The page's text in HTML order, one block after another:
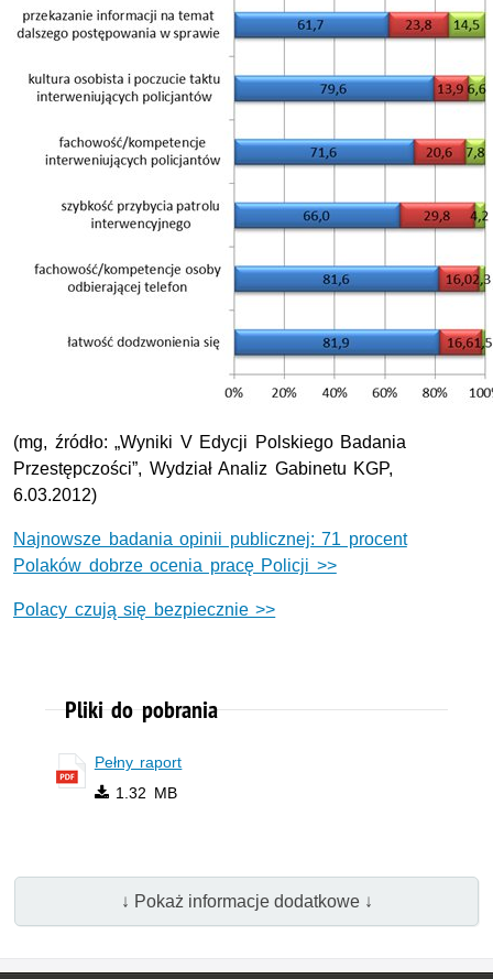
(mg, źródło: „Wyniki V Edycji Polskiego Badania
Przestępczości”, Wydział Analiz Gabinetu KGP,
6.03.2012)
Najnowsze badania opinii publicznej: 71 procent
Polaków dobrze ocenia pracę Policji >>
Polacy czują się bezpiecznie >>
Pliki do pobrania
Pełny raport
1.32 MB
↓ Pokaż informacje dodatkowe ↓